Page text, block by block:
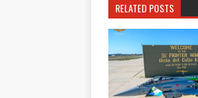
RELATED POSTS